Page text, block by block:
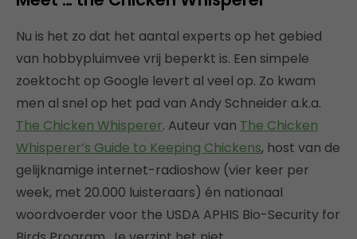
Nu is het zo dat het aantal experts op het gebied
van hobbypluimvee vrij beperkt is. Een simpele
zoektocht op Google levert al veel op. Zo kwam
men al snel op het pad van Andy Schneider a.k.a.
The Chicken Whisperer. Auteur van The Chicken
Whisperer’s Guide to Keeping Chickens, host van de
gelijknamige internet-radioshow (vier keer per
week, met 20.000 luisteraars) én nationaal
woordvoerder voor the USDA APHIS Bio-Security for